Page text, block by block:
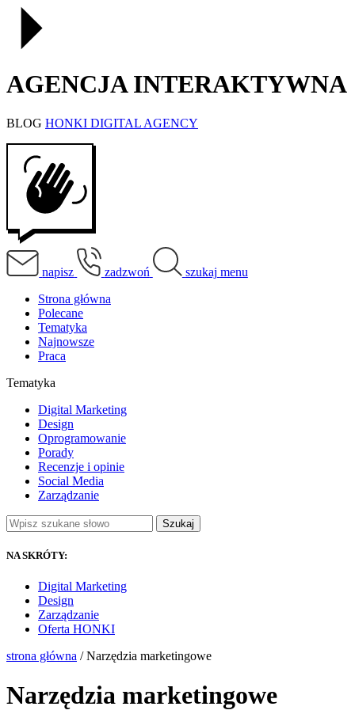
AGENCJA INTERAKTYWNA
BLOG HONKI DIGITAL AGENCY
napisz zadzwoń szukaj menu
Strona główna
Polecane
Tematyka
Najnowsze
Praca
Tematyka
Digital Marketing
Design
Oprogramowanie
Porady
Recenzje i opinie
Social Media
Zarządzanie
Szukaj
NA SKRÓTY:
Digital Marketing
Design
Zarządzanie
Oferta HONKI
strona główna / Narzędzia marketingowe
Narzędzia marketingowe